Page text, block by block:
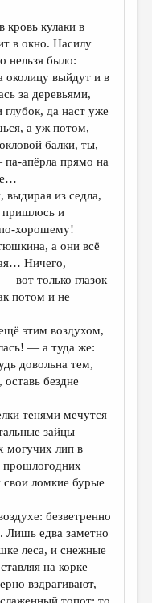
кровь кулаки в
в окно. Насилу
нельзя было:
околицу выйдут и в
за деревьями,
глубок, да наст уже
а уж потом,
балки, ты,
апёрла прямо на
выдирая из седла,
пришлось и
хорошему!
а они всё
Ничего,
вот только глазок
потом и не
этим воздухом,
— а туда же:
довольна тем,
бездне
тенями мечутся
зайцы
могучих лип в
прошлогодних
ломкие бурые
безветренно
Лишь едва заметно
леса, и снежные
на корке
вздрагивают,